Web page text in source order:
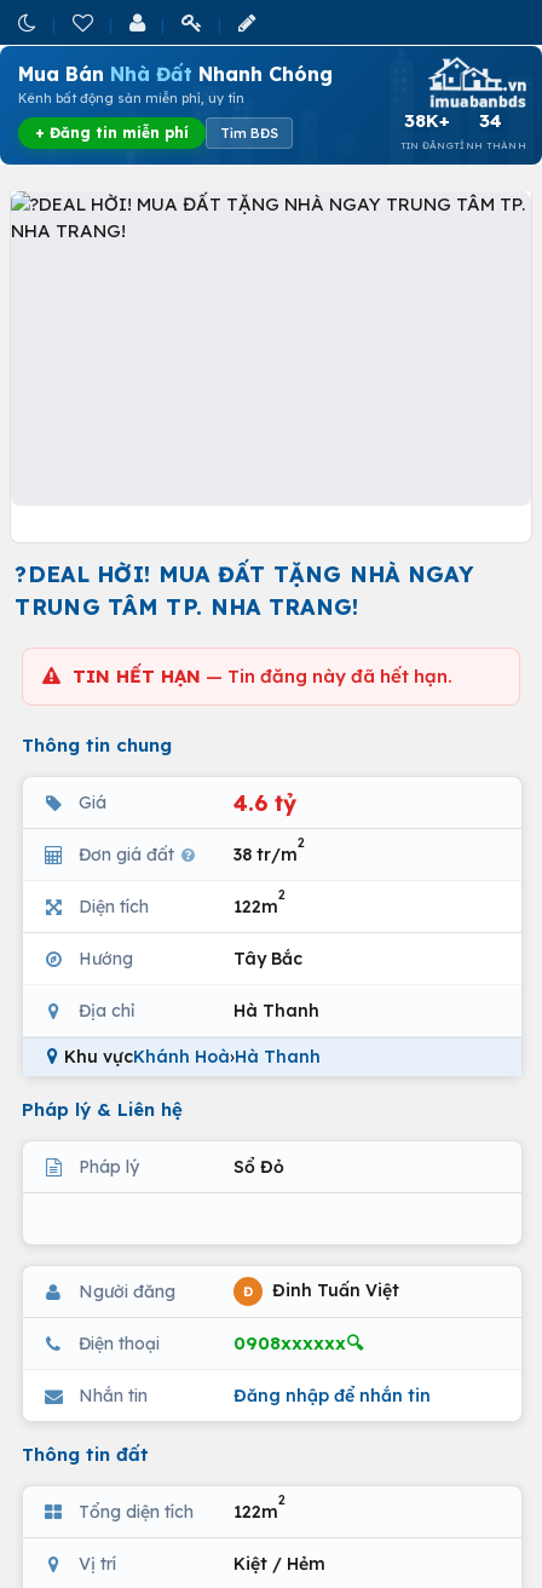
Mua Bán Nhà Đất Nhanh Chóng
Kênh bất động sản miễn phí, uy tín
+ Đăng tin miễn phí Tìm BĐS
38K+
TIN ĐĂNG
34
TỈNH THÀNH
?DEAL HỜI! MUA ĐẤT TẶNG NHÀ NGAY
TRUNG TÂM TP. NHA TRANG!
TIN HẾT HẠN — Tin đăng này đã hết hạn.
Thông tin chung
Giá 4.6 tỷ
Đơn giá đất 38 tr/m
2
Diện tích 122m
2
Hướng Tây Bắc
Địa chỉ Hà Thanh
Khu vựcKhánh Hoà›Hà Thanh
Pháp lý & Liên hệ
Pháp lý Sổ Đỏ
Người đăng Đ Đinh Tuấn Việt
Điện thoại 0908xxxxxx🔍
Nhắn tin Đăng nhập để nhắn tin
Thông tin đất
Tổng diện tích 122m
2
Vị trí Kiệt / Hẻm